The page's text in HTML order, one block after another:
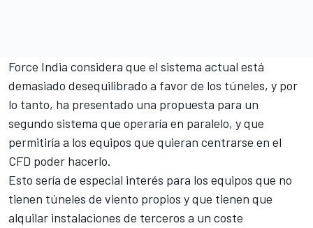
Force India considera que el sistema actual está
demasiado desequilibrado a favor de los túneles, y por
lo tanto, ha presentado una propuesta para un
segundo sistema que operaría en paralelo, y que
permitiría a los equipos que quieran centrarse en el
CFD poder hacerlo.
Esto sería de especial interés para los equipos que no
tienen túneles de viento propios y que tienen que
alquilar instalaciones de terceros a un coste